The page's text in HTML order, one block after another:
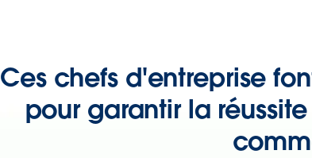
Ces chefs d'entreprise
pour garantir la